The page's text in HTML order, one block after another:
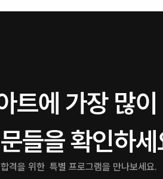
트에 가장 많이
들을 확인하
격을 위한  특별 프로그램을 만나보세요.